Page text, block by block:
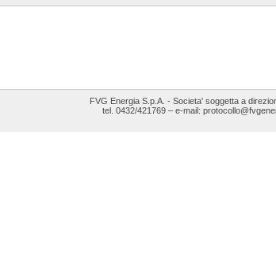
FVG Energia S.p.A. - Societa' soggetta a
tel. 0432/421769 – e-mail: